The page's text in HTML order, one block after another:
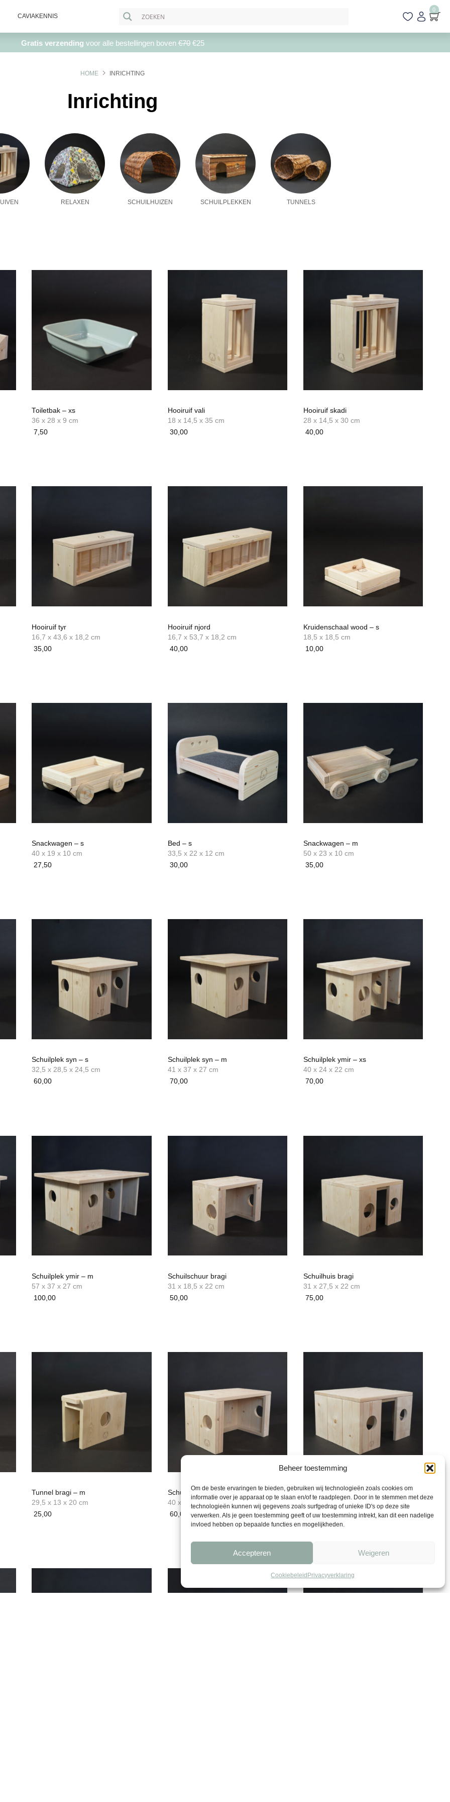
Beheer toestemming
Om de beste ervaringen te bieden, gebruiken wij technologieën zoals cookies om
informatie over je apparaat op te slaan en/of te raadplegen. Door in te stemmen met deze
technologieën kunnen wij gegevens zoals surfgedrag of unieke ID's op deze site
verwerken. Als je geen toestemming geeft of uw toestemming intrekt, kan dit een nadelige
invloed hebben op bepaalde functies en mogelijkheden.
Accepteren Weigeren
Cookiebeleid Privacyverklaring
CAVIAKENNIS
0
Gratis verzending voor alle bestellingen boven€70€25
HOME INRICHTING
Inrichting
RELAXEN SCHUILHUIZEN SCHUILPLEKKEN TUNNELS
Toiletbak – xs
36 x 28 x 9 cm
7,50
Hooiruif vali
18 x 14,5 x 35 cm
30,00
Hooiruif skadi
28 x 14,5 x 30 cm
40,00
Hooiruif tyr
16,7 x 43,6 x 18,2 cm
35,00
Hooiruif njord
16,7 x 53,7 x 18,2 cm
40,00
Kruidenschaal wood – s
18,5 x 18,5 cm
10,00
Snackwagen – s
40 x 19 x 10 cm
27,50
Bed – s
33,5 x 22 x 12 cm
30,00
Snackwagen – m
50 x 23 x 10 cm
35,00
Schuilplek syn – s
32,5 x 28,5 x 24,5 cm
60,00
Schuilplek syn – m
41 x 37 x 27 cm
70,00
Schuilplek ymir – xs
40 x 24 x 22 cm
70,00
Schuilplek ymir – m
57 x 37 x 27 cm
100,00
Schuilschuur bragi
31 x 18,5 x 22 cm
50,00
Schuilhuis bragi
31 x 27,5 x 22 cm
75,00
Tunnel bragi – m
29,5 x 13 x 20 cm
25,00
Schuilschuur frigg
40 x 24 x 25 cm
60,00
Schuilhuis frigg
40 x 36 x 25 cm
95,00